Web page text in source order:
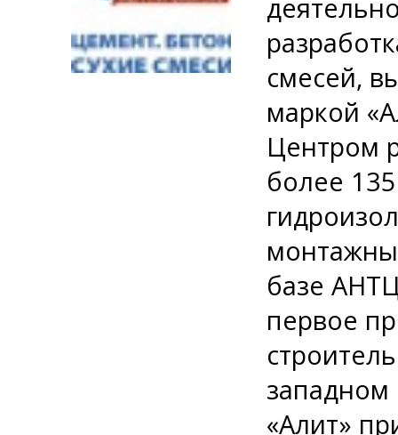
смесей,
маркой
Центром
более
базе
первое
западном
«Алит»